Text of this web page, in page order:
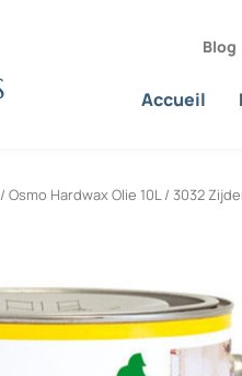
Blog
Accueil
/ Osmo Hardwax Olie 10L / 3032